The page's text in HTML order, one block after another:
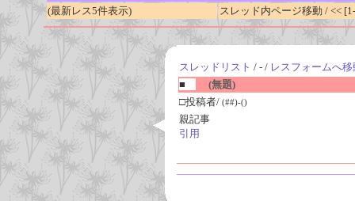
(最新レス5件表示)
スレッド内ページ移動 / <<
スレッドリスト / - / レスフォームへ移
■
(無題)
□投稿者/ (##)-()
親記事
引用